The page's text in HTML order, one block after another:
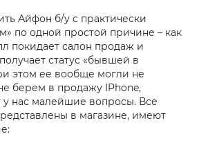
Айфон б/у с практически
по одной простой причине – как
покидает салон продаж и
статус «бывшей в
этом ее вообще могли не
берем в продажу IPhone,
нас малейшие вопросы. Все
в магазине, имеют